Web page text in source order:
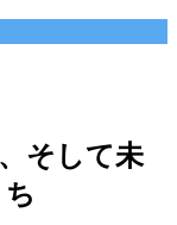
そして未